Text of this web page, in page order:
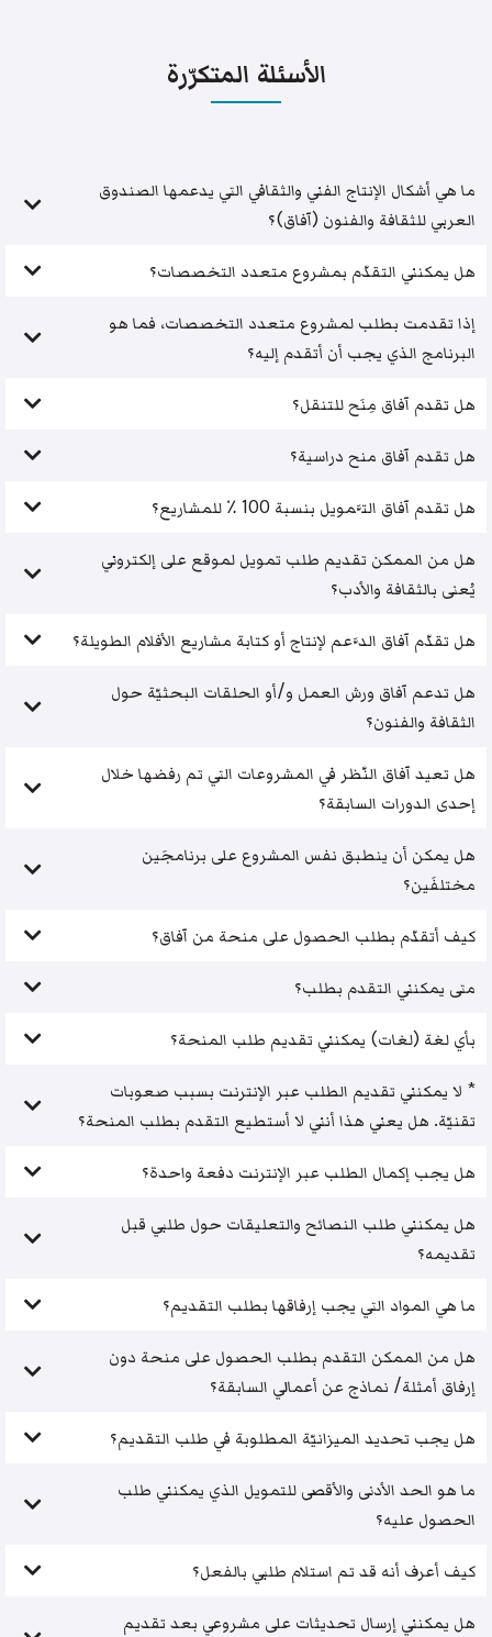
الأسئلة المتكرّرة
ما هي أشكال الإنتاج الفني والثقافي التي يدعمها الصندوق
العربي للثقافة والفنون (آفاق)؟
هل يمكنني التقدّم بمشروع متعدد التخصصات؟
إذا تقدمت بطلب لمشروع متعدد التخصصات، فما هو
البرنامج الذي يجب أن أتقدم إليه؟
هل تقدم آفاق مِنَح للتنقل؟
هل تقدم آفاق منح دراسية؟
هل تقدم آفاق التَّمويل بنسبة 100 ٪ للمشاريع؟
هل من الممكن تقديم طلب تمويل لموقع على إلكتروني
يُعنى بالثقافة والأدب؟
هل تقدّم آفاق الدَّعم لإنتاج أو كتابة مشاريع الأفلام الطويلة؟
هل تدعم آفاق ورش العمل و/أو الحلقات البحثيّة حول
الثقافة والفنون؟
هل تعيد آفاق النّظر في المشروعات التي تم رفضها خلال
إحدى الدورات السابقة؟
هل يمكن أن ينطبق نفس المشروع على برنامجَين
مختلفَين؟
كيف أتقدّم بطلب الحصول على منحة من آفاق؟
متى يمكنني التقدم بطلب؟
بأي لغة (لغات) يمكنني تقديم طلب المنحة؟
* لا يمكنني تقديم الطلب عبر الإنترنت بسبب صعوبات
تقنيّة. هل يعني هذا أنني لا أستطيع التقدم بطلب المنحة؟
هل يجب إكمال الطلب عبر الإنترنت دفعة واحدة؟
هل يمكنني طلب النصائح والتعليقات حول طلبي قبل
تقديمه؟
ما هي المواد التي يجب إرفاقها بطلب التقديم؟
هل من الممكن التقدم بطلب الحصول على منحة دون
إرفاق أمثلة/ نماذج عن أعمالي السابقة؟
هل يجب تحديد الميزانيّة المطلوبة في طلب التقديم؟
ما هو الحد الأدنى والأقصى للتمويل الذي يمكنني طلب
الحصول عليه؟
كيف أعرف أنه قد تم استلام طلبي بالفعل؟
هل يمكنني إرسال تحديثات على مشروعي بعد تقديم